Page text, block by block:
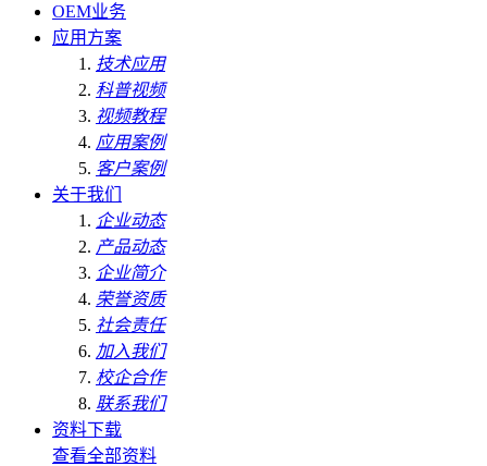
OEM业务
应用方案
技术应用
科普视频
视频教程
应用案例
客户案例
关于我们
企业动态
产品动态
企业简介
荣誉资质
社会责任
加入我们
校企合作
联系我们
资料下载
查看全部资料